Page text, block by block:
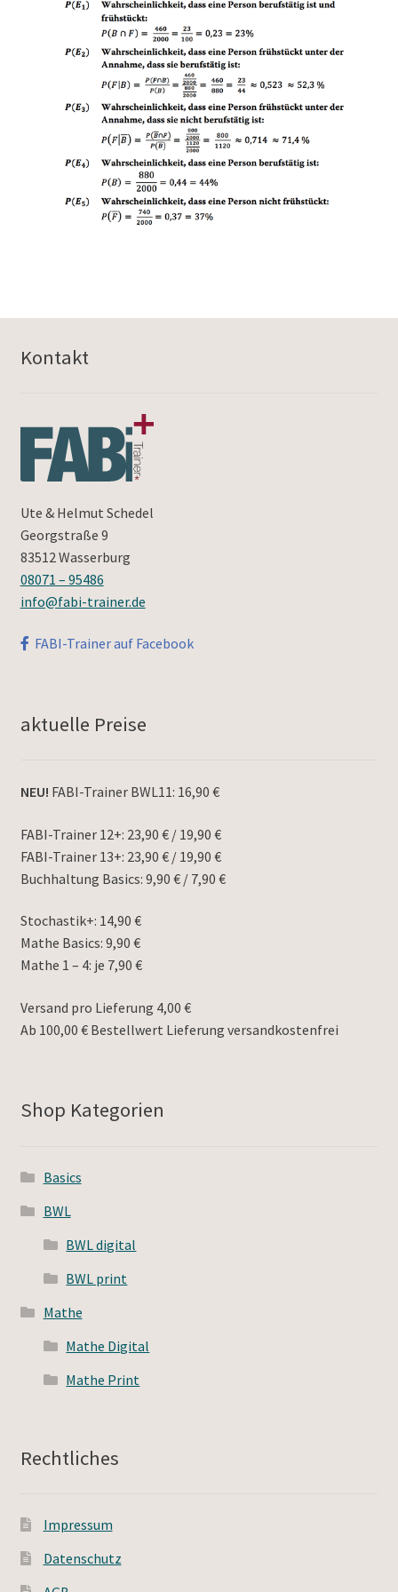
Kontakt
Ute & Helmut Schedel
Georgstraße 9
83512 Wasserburg
08071 – 95486
info@fabi-trainer.de
FABI-Trainer auf Facebook
aktuelle Preise
NEU! FABI-Trainer BWL11: 16,90 €
FABI-Trainer 12+: 23,90 € / 19,90 €
FABI-Trainer 13+: 23,90 € / 19,90 €
Buchhaltung Basics: 9,90 € / 7,90 €
Stochastik+: 14,90 €
Mathe Basics: 9,90 €
Mathe 1 – 4: je 7,90 €
Versand pro Lieferung 4,00 €
Ab 100,00 € Bestellwert Lieferung versandkostenfrei
Shop Kategorien
Basics
BWL
BWL digital
BWL print
Mathe
Mathe Digital
Mathe Print
Rechtliches
Impressum
Datenschutz